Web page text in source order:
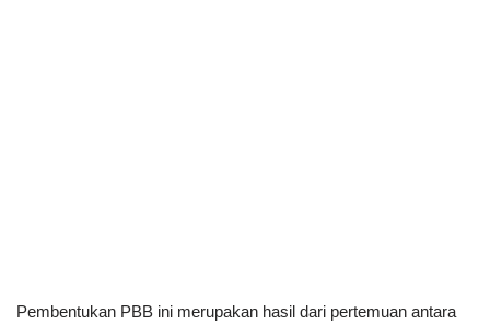
Pembentukan PBB ini merupakan hasil dari pertemuan antara